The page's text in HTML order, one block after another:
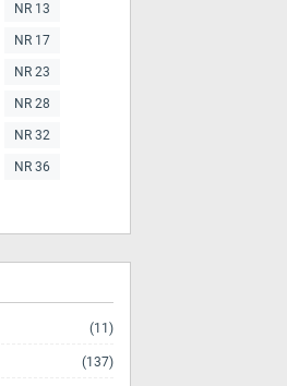
NR 13
NR 17
NR 23
NR 28
NR 32
NR 36
(11)
(137)